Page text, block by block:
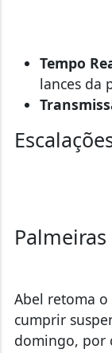
Tempo
lances da
Abel retoma o
cumprir
domingo, por